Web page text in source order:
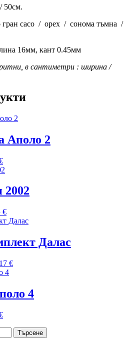
50см.
гран сасо / орех / сонома тъмна /
16мм, кант 0.45мм
в сантиметри : ширина /
Аполо 2
2002
€
Далас
€
4
Търсене